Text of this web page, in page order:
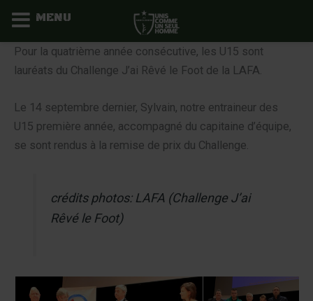
AllerPour la quatrième année consécutive, les U15 sont
lauréats du Challenge J’ai Rêvé le Foot de la LAFA.
Le 14 septembre dernier, Sylvain, notre entraineur des
U15 première année, accompagné du capitaine d’équipe,
se sont rendus à la remise de prix du Challenge.
crédits photos: LAFA (Challenge J’ai
Rêvé le Foot)
MENU